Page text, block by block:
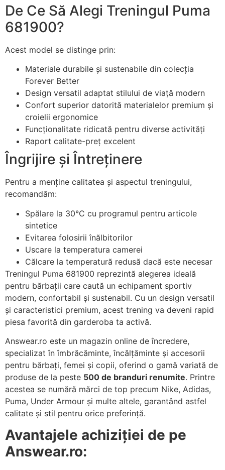
De Ce Să Alegi Treningul Puma
681900?
Acest model se distinge prin:
Materiale durabile și sustenabile din colecția
Forever Better
Design versatil adaptat stilului de viață modern
Confort superior datorită materialelor premium și
croielii ergonomice
Funcționalitate ridicată pentru diverse activități
Raport calitate-preț excelent
Îngrijire și Întreținere
Pentru a menține calitatea și aspectul treningului,
recomandăm:
Spălare la 30°C cu programul pentru articole
sintetice
Evitarea folosirii înălbitorilor
Uscare la temperatura camerei
Călcare la temperatură redusă dacă este necesar
Treningul Puma 681900 reprezintă alegerea ideală
pentru bărbații care caută un echipament sportiv
modern, confortabil și sustenabil. Cu un design versatil
și caracteristici premium, acest trening va deveni rapid
piesa favorită din garderoba ta activă.
Answear.ro este un magazin online de încredere,
specializat în îmbrăcăminte, încălțăminte și accesorii
pentru bărbați, femei și copii, oferind o gamă variată de
produse de la peste 500 de branduri renumite. Printre
acestea se numără mărci de top precum Nike, Adidas,
Puma, Under Armour și multe altele, garantând astfel
calitate și stil pentru orice preferință.
Avantajele achiziției de pe
Answear.ro: